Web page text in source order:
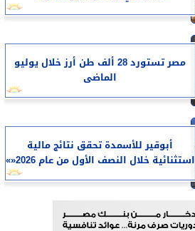
مصر تستورد 28 ألف طن أرز خلال يوليو
الماضى
أبوقير للأسمدة تحقق نتائج مالية
استثنائية خلال النصف الأول من عام 2026«»